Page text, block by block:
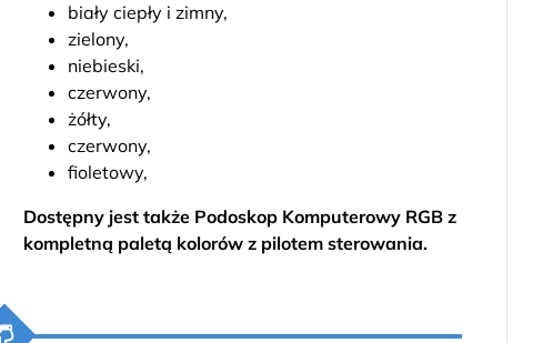
biały ciepły i zimny,
zielony,
niebieski,
czerwony,
żółty,
czerwony,
fioletowy,
Dostępny jest także Podoskop Komputerowy RGBz
kompletną paletą kolorów z pilotem sterowania.